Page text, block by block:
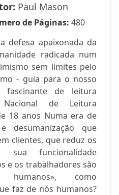
Paul Mason
de Páginas: 480
defesa apaixonada da
radicada num
sem limites pelo
- guia para o nosso
de leitura
de Leitura
18 anos Numa era de
desumanização que
clientes, que reduz os
funcionalidade
e os trabalhadores são
humanos», como
faz de nós humanos?